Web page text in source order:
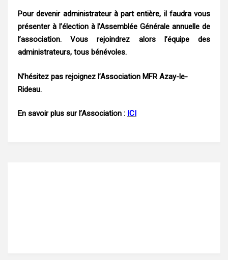
Pour devenir administrateur à part entière, il faudra vous
présenter à l’élection à l’Assemblée Générale annuelle de
l’association. Vous rejoindrez alors l’équipe des
administrateurs, tous bénévoles.
N’hésitez pas rejoignez l’Association MFR Azay-le-
Rideau.
En savoir plus sur l’Association : ICI